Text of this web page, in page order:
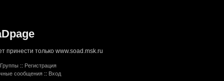
принести только www.soad.msk.ru
Группы :: Регистрация
сообщения :: Вход